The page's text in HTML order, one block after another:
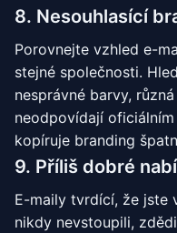
8. Nesouhlasící
Porovnejte vzhled e-
stejné společnosti.
nesprávné barvy,
neodpovídají
kopíruje branding
9. Příliš dobré
E-maily tvrdící, že jste
nikdy nevstoupili,